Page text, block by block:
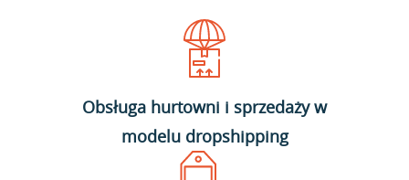
Obsługa hurtowni i sprzedaży w
modelu dropshipping